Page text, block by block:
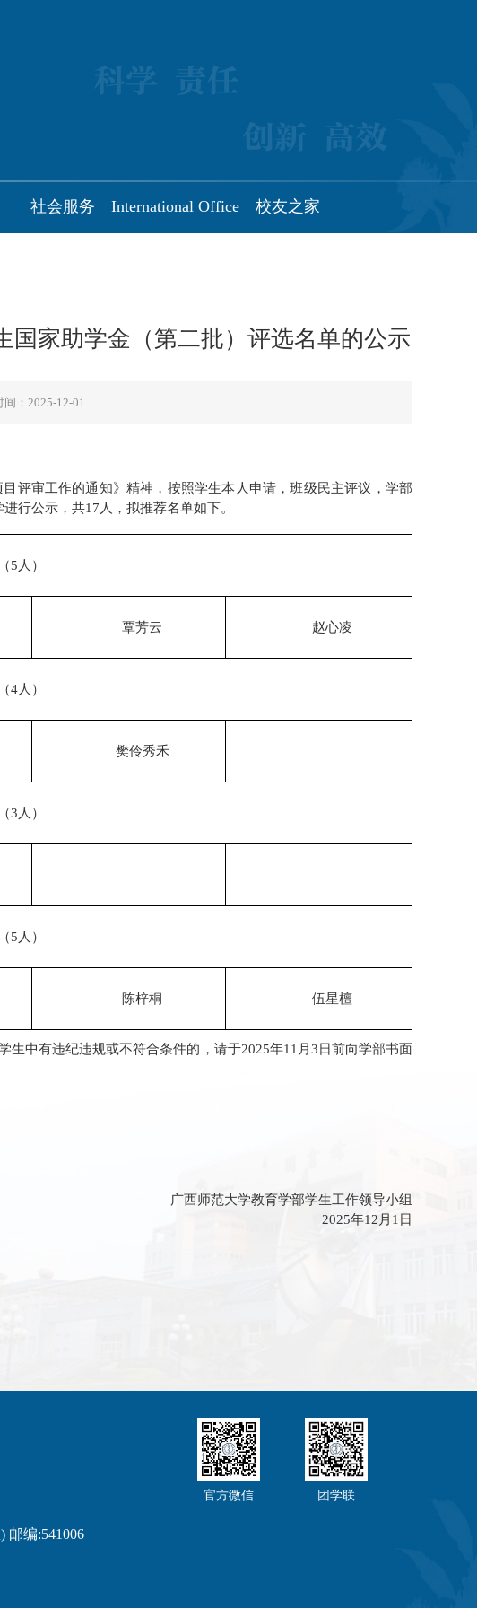
社会服务 International Office 校友之家
国家助学金（第二批）评选名单的公示
间：2025-12-01
评审工作的通知》精神，按照学生本人申请，班级民主评议，学部
行公示，共17人，拟推荐名单如下。
5人）
覃芳云 赵心凌
4人）
樊伶秀禾
3人）
5人）
陈梓桐 伍星檀
中有违纪违规或不符合条件的，请于2025年11月3日前向学部书面
广西师范大学教育学部学生工作领导小组
2025年12月1日
官方微信 团学联
邮编:541006